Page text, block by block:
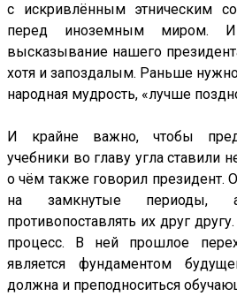
с искривлённым этническим
перед иноземным миром.
высказывание нашего
хотя и запоздалым. Раньше
народная мудрость, «лучше
И крайне важно, чтобы
учебники во главу угла ставили
о чём также говорил президент.
на замкнутые
противопоставлять их друг
процесс. В ней прошлое
является фундаментом
должна и преподноситься